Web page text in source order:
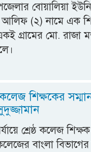
বোয়ালিয়া
আলিফ (২) নামে এক
গ্রামের মো. রাজা
কলেজ শিক্ষকের
শ্রেষ্ঠ কলেজ
বাংলা